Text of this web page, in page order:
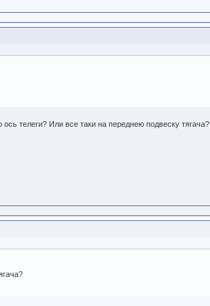
телеги? Или все таки на переднею подвеску тягача?